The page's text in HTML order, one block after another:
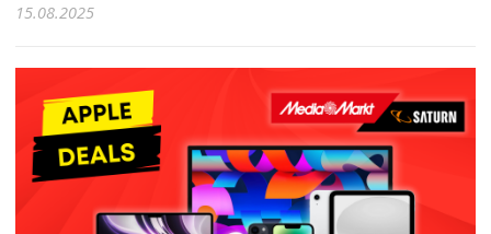
15.08.2025